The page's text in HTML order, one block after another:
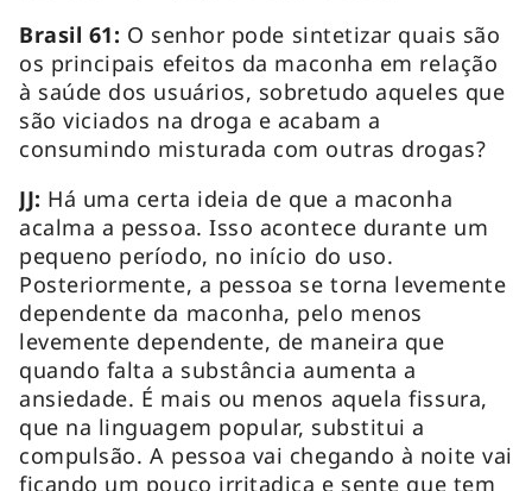
Brasil 61: O senhor pode sintetizar quais são
os principais efeitos da maconha em relação
à saúde dos usuários, sobretudo aqueles que
são viciados na droga e acabam a
consumindo misturada com outras drogas?
JJ: Há uma certa ideia de que a maconha
acalma a pessoa. Isso acontece durante um
pequeno período, no início do uso.
Posteriormente, a pessoa se torna levemente
dependente da maconha, pelo menos
levemente dependente, de maneira que
quando falta a substância aumenta a
ansiedade. É mais ou menos aquela fissura,
que na linguagem popular, substitui a
compulsão. A pessoa vai chegando à noite vai
ficando um pouco irritadiça e sente que tem